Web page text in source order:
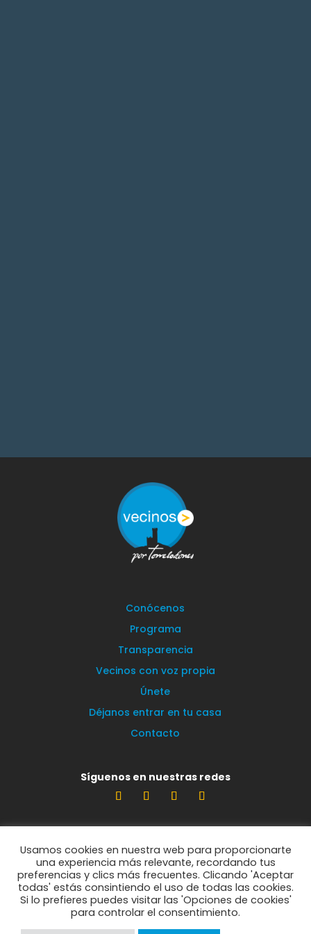
Conócenos
Programa
Transparencia
Vecinos con voz propia
Únete
Déjanos entrar en tu casa
Contacto
Síguenos en nuestras redes
Estamos encantados de leerte
info@vecinosportorrelodones.org
© Vecinos por Torrelodones 2021
Usamos cookies en nuestra web para proporcionarte
una experiencia más relevante, recordando tus
preferencias y clics más frecuentes. Clicando 'Aceptar
todas' estás consintiendo el uso de todas las cookies.
Si lo prefieres puedes visitar las 'Opciones de cookies'
para controlar el consentimiento.